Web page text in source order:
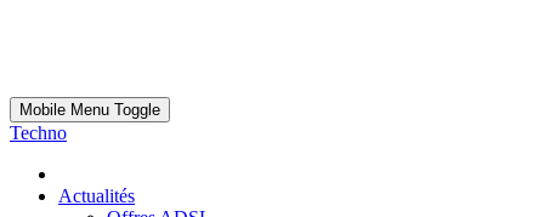
Mobile Menu Toggle
Techno
Actualités